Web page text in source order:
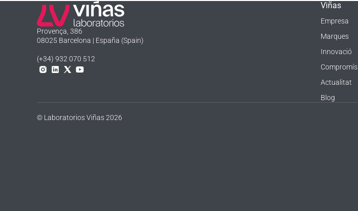
Laboratorios Viñas
Provença, 386
08025 Barcelona | España (Spain)
(+34) 932 070 512
Instagram
Linkedln
X YouTube
Viñas
Empresa
Marques
Innovació
Compromís
Actualitat
Blog
© Laboratorios Viñas 2026